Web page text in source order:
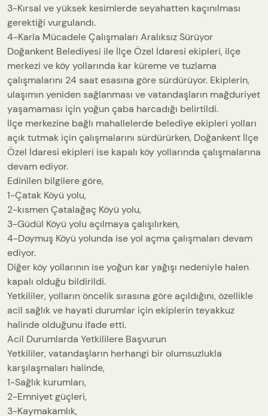
3-Kırsal ve yüksek kesimlerde seyahatten kaçınılması
gerektiği vurgulandı.
4-Karla Mücadele Çalışmaları Aralıksız Sürüyor
Doğankent Belediyesi ile İlçe Özel İdaresi ekipleri, ilçe
merkezi ve köy yollarında kar küreme ve tuzlama
çalışmalarını 24 saat esasına göre sürdürüyor. Ekiplerin,
ulaşımın yeniden sağlanması ve vatandaşların mağduriyet
yaşamaması için yoğun çaba harcadığı belirtildi.
İlçe merkezine bağlı mahallelerde belediye ekipleri yolları
açık tutmak için çalışmalarını sürdürürken, Doğankent İlçe
Özel İdaresi ekipleri ise kapalı köy yollarında çalışmalarına
devam ediyor.
Edinilen bilgilere göre,
1-Çatak Köyü yolu,
2-kısmen Çatalağaç Köyü yolu,
3-Güdül Köyü yolu açılmaya çalışılırken,
4-Doymuş Köyü yolunda ise yol açma çalışmaları devam
ediyor.
Diğer köy yollarının ise yoğun kar yağışı nedeniyle halen
kapalı olduğu bildirildi.
Yetkililer, yolların öncelik sırasına göre açıldığını, özellikle
acil sağlık ve hayati durumlar için ekiplerin teyakkuz
halinde olduğunu ifade etti.
Acil Durumlarda Yetkililere Başvurun
Yetkililer, vatandaşların herhangi bir olumsuzlukla
karşılaşmaları halinde,
1-Sağlık kurumları,
2-Emniyet güçleri,
3-Kaymakamlık,